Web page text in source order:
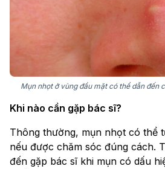
Mụn nhọt ở vùng đầu mặt có thể dẫn đến
Khi nào cần gặp bác sĩ?
Thông thường, mụn nhọt có thể
nếu được chăm sóc đúng cách.
đến gặp bác sĩ khi mụn có dấu